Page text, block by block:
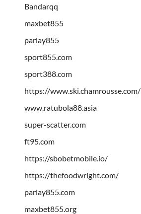
Bandarqq
maxbet855
parlay855
sport855.com
sport388.com
https://www.ski.chamrousse.com/
www.ratubola88.asia
super-scatter.com
ft95.com
https://sbobetmobile.io/
https://thefoodwright.com/
parlay855.com
maxbet855.org